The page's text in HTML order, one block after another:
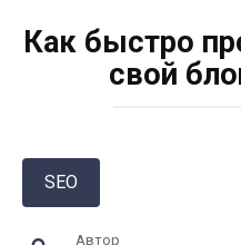
Как быстро
свой
SEO
Автор